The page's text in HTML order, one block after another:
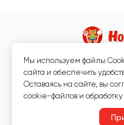
Магазин кормов
Любая информация,
Мы используем файлы
сайта и обеспечить
Оставаясь на сайте, вы
cookie-файлов и обработку